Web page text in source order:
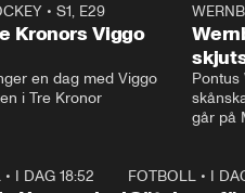
17:38
• S1, E29
Kronors Viggo
en dag med Viggo
i Tre Kronor
Pontus
går på
• I DAG 18:52 FOTBOLL• I